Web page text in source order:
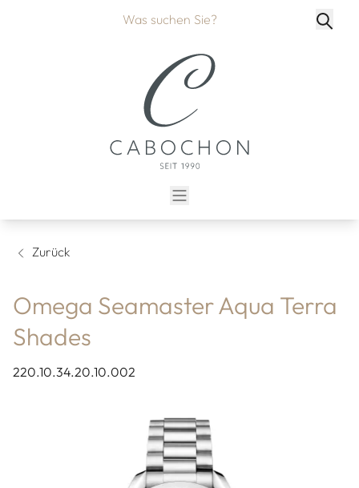
Zurück
Omega Seamaster Aqua Terra
Shades
220.10.34.20.10.002